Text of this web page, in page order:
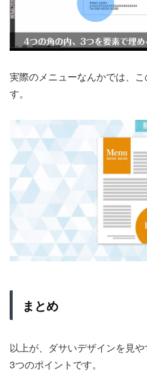
実際のメニューなんかでは、
す。
まとめ
以上が、ダサいデザインを見
3つのポイントです。